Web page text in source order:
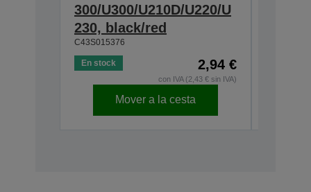
300/U300/U210D/U220/U
230, black/red
C43S015376
En stock 2,94 €
con IVA (2,43 € sin IVA)
Mover a la cesta